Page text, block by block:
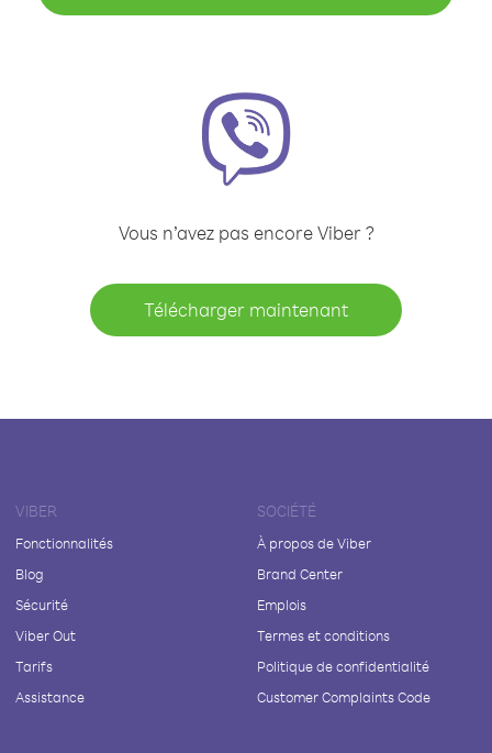
Vous n’avez pas encore Viber ?
Télécharger maintenant
VIBER
Fonctionnalités
Blog
Sécurité
Viber Out
Tarifs
Assistance
SOCIÉTÉ
À propos de Viber
Brand Center
Emplois
Termes et conditions
Politique de confidentialité
Customer Complaints Code